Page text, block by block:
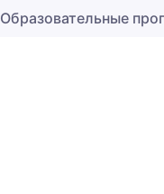
Образовательные